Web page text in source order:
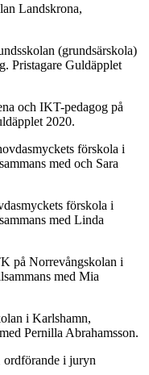
Landskrona,
(grundsärskola)
Pristagare Guldäpplet
och IKT-pedagog på
2020.
förskola i
med och Sara
förskola i
med Linda
på Norrevångskolan i
med Mia
i Karlshamn,
Pernilla Abrahamsson.
ordförande i juryn